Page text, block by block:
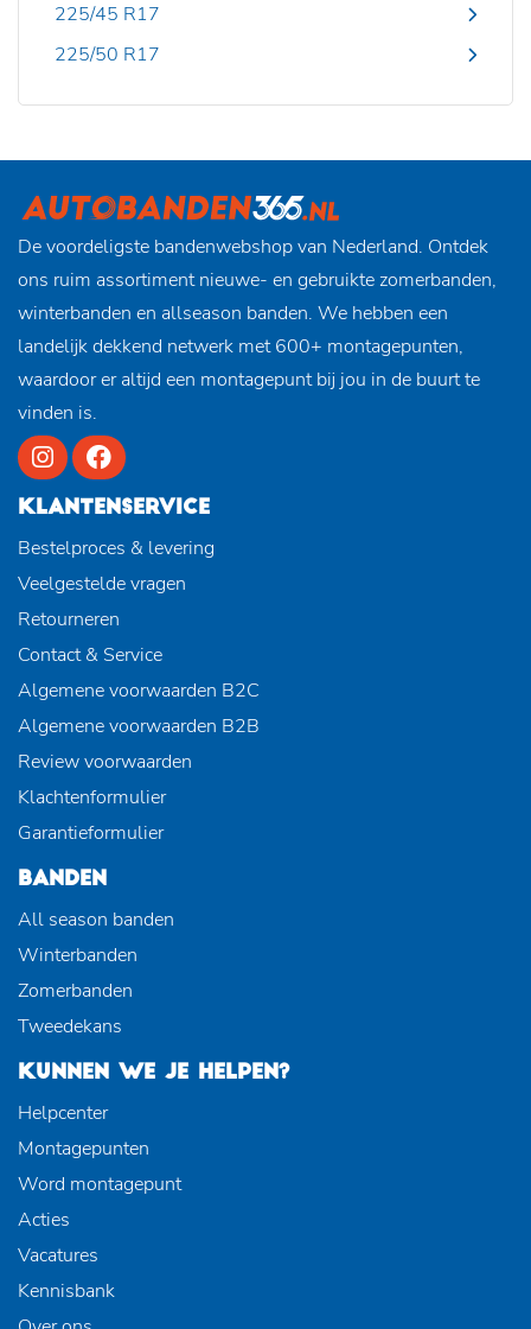
225/45 R17
225/50 R17
De voordeligste bandenwebshop van Nederland. Ontdek
ons ruim assortiment nieuwe- en gebruikte zomerbanden,
winterbanden en allseason banden. We hebben een
landelijk dekkend netwerk met 600+ montagepunten,
waardoor er altijd een montagepunt bij jou in de buurt te
vinden is.
KLANTENSERVICE
Bestelproces & levering
Veelgestelde vragen
Retourneren
Contact & Service
Algemene voorwaarden B2C
Algemene voorwaarden B2B
Review voorwaarden
Klachtenformulier
Garantieformulier
BANDEN
All season banden
Winterbanden
Zomerbanden
Tweedekans
KUNNEN WE JE HELPEN?
Helpcenter
Montagepunten
Word montagepunt
Acties
Vacatures
Kennisbank